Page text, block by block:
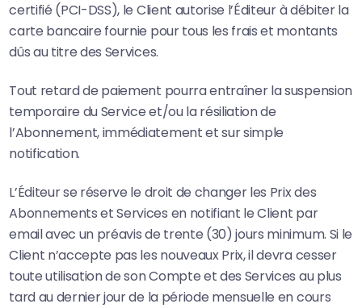
certifié (PCI-DSS), le Client autorise l’Éditeur à débiter la
carte bancaire fournie pour tous les frais et montants
dûs au titre des Services.
Tout retard de paiement pourra entraîner la suspension
temporaire du Service et/ou la résiliation de
l’Abonnement, immédiatement et sur simple
notification.
L’Éditeur se réserve le droit de changer les Prix des
Abonnements et Services en notifiant le Client par
email avec un préavis de trente (30) jours minimum. Si le
Client n’accepte pas les nouveaux Prix, il devra cesser
toute utilisation de son Compte et des Services au plus
tard au dernier jour de la période mensuelle en cours